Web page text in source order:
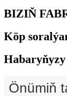
BIZIŇ
Köp
Önümiň